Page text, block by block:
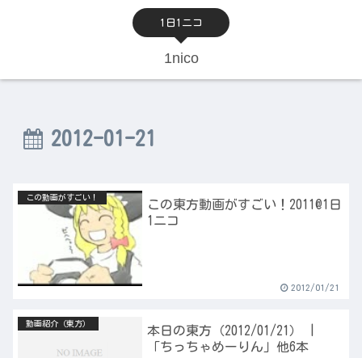
1日1ニコ
1nico
2012-01-21
この動画がすごい！
この東方動画がすごい！2011@1日
1ニコ
2012/01/21
動画紹介（東方）
本日の東方（2012/01/21） |
「ちっちゃめーりん」他6本